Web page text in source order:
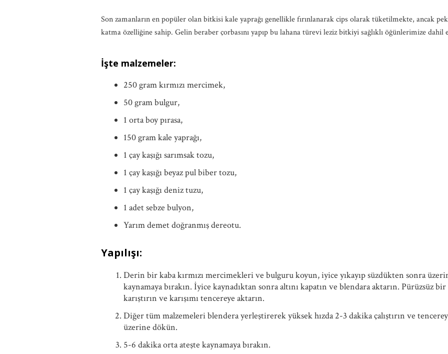
Son zamanların en popüler olan bitkisi kale yaprağı genellikle fırınlanarak cips olarak tüketilmekte, ancak
katma özelliğine sahip. Gelin beraber çorbasını yapıp bu lahana türevi leziz bitkiyi sağlıklı öğünlerimize dahil
İşte malzemeler:
250 gram kırmızı mercimek,
50 gram bulgur,
1 orta boy pırasa,
150 gram kale yaprağı,
1 çay kaşığı sarımsak tozu,
1 çay kaşığı beyaz pul biber tozu,
1 çay kaşığı deniz tuzu,
1 adet sebze bulyon,
Yarım demet doğranmış dereotu.
Yapılışı:
Derin bir kaba kırmızı mercimekleri ve bulguru koyun, iyice yıkayıp süzdükten sonra
kaynamaya bırakın. İyice kaynadıktan sonra altını kapatın ve blendara aktarın. Pürüzsüz
karıştırın ve karışımı tencereye aktarın.
Diğer tüm malzemeleri blendera yerleştirerek yüksek hızda 2-3 dakika çalıştırın ve
üzerine dökün.
5-6 dakika orta ateşte kaynamaya bırakın.